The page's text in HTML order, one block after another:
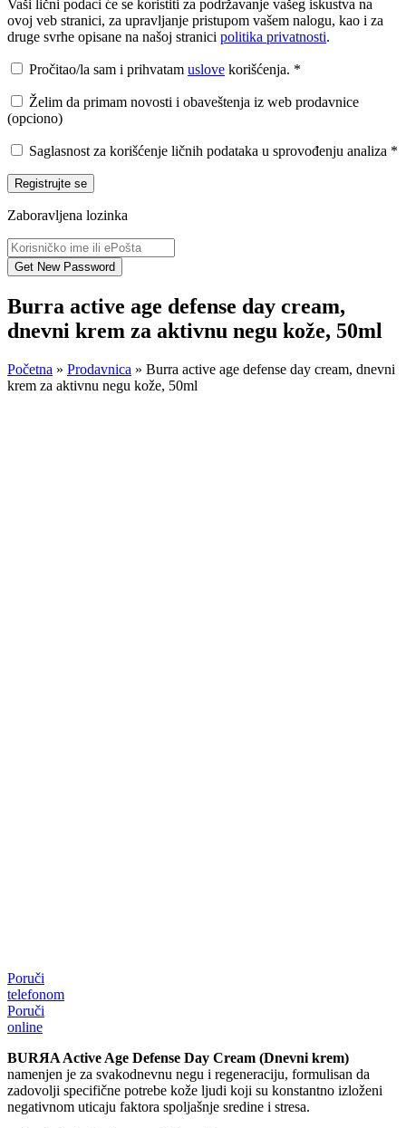
Vaši lični podaci će se koristiti za podržavanje vašeg iskustva na
ovoj veb stranici, za upravljanje pristupom vašem nalogu, kao i za
druge svrhe opisane na našoj stranici politika privatnosti.
Pročitao/la sam i prihvatam uslove korišćenja. *
Želim da primam novosti i obaveštenja iz web prodavnice
(opciono)
Saglasnost za korišćenje ličnih podataka u sprovođenju analiza *
Registrujte se
Zaboravljena lozinka
Burra active age defense day cream,
dnevni krem za aktivnu negu kože, 50ml
Početna » Prodavnica » Burra active age defense day cream, dnevni
krem za aktivnu negu kože, 50ml
Poruči
telefonom
Poruči
online
BURЯA Active Age Defense Day Cream (Dnevni krem)
namenjen je za svakodnevnu negu i regeneraciju, formulisan da
zadovolji specifične potrebe kože ljudi koji su konstantno izloženi
negativnom uticaju faktora spoljašnje sredine i stresa.